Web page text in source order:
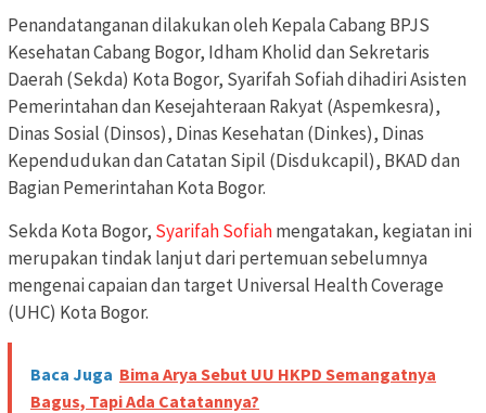
Penandatanganan dilakukan oleh Kepala Cabang BPJS
Kesehatan Cabang Bogor, Idham Kholid dan Sekretaris
Daerah (Sekda) Kota Bogor, Syarifah Sofiah dihadiri Asisten
Pemerintahan dan Kesejahteraan Rakyat (Aspemkesra),
Dinas Sosial (Dinsos), Dinas Kesehatan (Dinkes), Dinas
Kependudukan dan Catatan Sipil (Disdukcapil), BKAD dan
Bagian Pemerintahan Kota Bogor.
Sekda Kota Bogor, Syarifah Sofiahmengatakan, kegiatan ini
merupakan tindak lanjut dari pertemuan sebelumnya
mengenai capaian dan target Universal Health Coverage
(UHC) Kota Bogor.
Baca Juga Bima Arya Sebut UU HKPD Semangatnya
Bagus, Tapi Ada Catatannya?